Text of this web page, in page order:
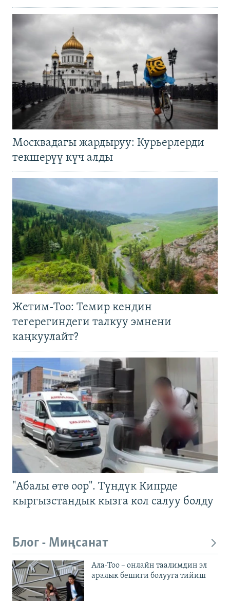
Москвадагы жардыруу: Курьерлерди
текшерүү күч алды
Жетим-Тоо: Темир кендин
тегерегиндеги талкуу эмнени
каңкуулайт?
"Абалы өтө оор". Түндүк Кипрде
кыргызстандык кызга кол салуу болду
Блог - Миңсанат
Ала-Тоо – онлайн таалимдин эл
аралык бешиги болууга тийиш